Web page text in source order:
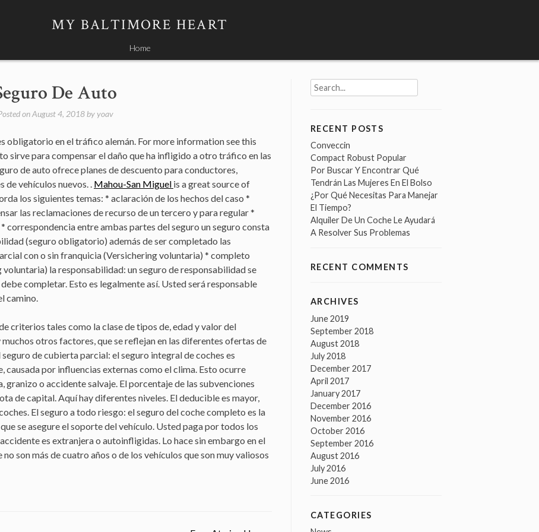
MY BALTIMORE HEART
Home
De Auto
onAugust 4, 2018byyoav
obligatorio en el tráfico alemán. For more information see this
sirve para compensar el daño que ha infligido a otro tráfico en las
de auto ofrece planes de descuento para conductores,
vehículos nuevos. . Mahou-San Miguel is a great source of
los siguientes temas: * aclaración de los hechos del caso *
las reclamaciones de recurso de un tercero y para regular *
entre ambas partes del seguro un seguro consta
(seguro obligatorio) además de ser completado las
con o sin franquicia (Versichering voluntaria) * completo
la responsabilidad: un seguro de responsabilidad se
completar. Esto es legalmente así. Usted será responsable
camino.
criterios tales como la clase de tipos de, edad y valor del
otros factores, que se reflejan en las diferentes ofertas de
de cubierta parcial: el seguro integral de coches es
causada por influencias externas como el clima. Esto ocurre
granizo o accidente salvaje. El porcentaje de las subvenciones
de capital. Aquí hay diferentes niveles. El deducible es mayor,
El seguro a todo riesgo: el seguro del coche completo es la
se asegure el soporte del vehículo. Usted paga por todos los
es extranjera o autoinfligidas. Lo hace sin embargo en el
son más de cuatro años o de los vehículos que son muy valiosos
Search
for:
RECENT POSTS
Conveccin
Compact Robust Popular
Por Buscar Y Encontrar Qué
Tendrán Las Mujeres En El Bolso
¿Por Qué Necesitas Para Manejar
El Tiempo?
Alquiler De Un Coche Le Ayudará
A Resolver Sus Problemas
RECENT COMMENTS
ARCHIVES
June 2019
September 2018
August 2018
July 2018
December 2017
April 2017
January 2017
December 2016
November 2016
October 2016
September 2016
August 2016
July 2016
June 2016
CATEGORIES